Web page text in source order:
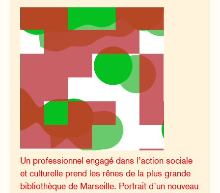
Un professionnel engagé dans l’action sociale
et culturelle prend les rênes de la plus grande
bibliothèque de Marseille. Portrait d’un nouveau